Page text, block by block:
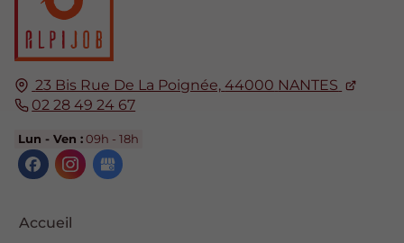
23 Bis Rue De La Poignée, 44000 NANTES
02 28 49 24 67
Lun - Ven :09h - 18h
Accueil